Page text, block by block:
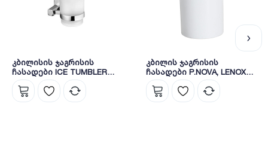
კბილისის ჯაგრისის
ჩასადები ICE TUMBLER
CHROME
კბილის ჯაგრისის
ჩასადები P.NOVA, LENOX
TOOTHBRUSH HOLDER,
WHITE